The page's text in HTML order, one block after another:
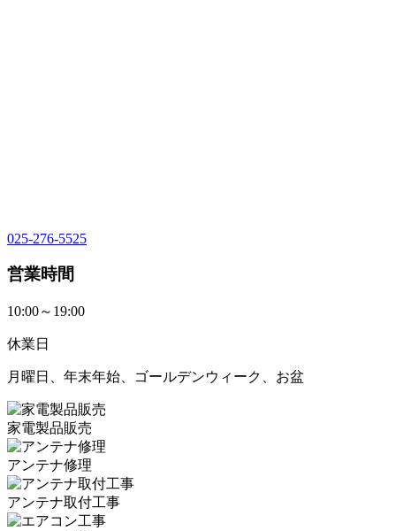
025-276-5525
営業時間
10:00～19:00
休業日
月曜日、年末年始、ゴールデンウィーク、お盆
家電製品販売
アンテナ修理
アンテナ取付工事